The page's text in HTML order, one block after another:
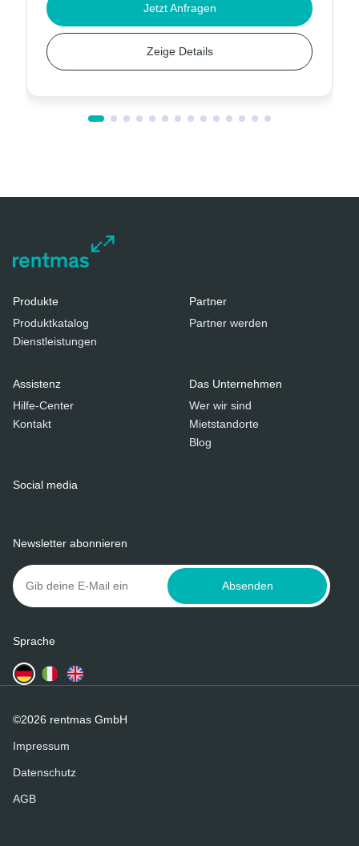
Zeige Details
Jetzt Anfragen
Produkte
Produktkatalog
Dienstleistungen
Partner
Partner werden
Assistenz
Hilfe-Center
Kontakt
Das Unternehmen
Wer wir sind
Mietstandorte
Blog
Social media
Newsletter abonnieren
Absenden
Sprache
©2026 rentmas GmbH
Impressum
Datenschutz
AGB